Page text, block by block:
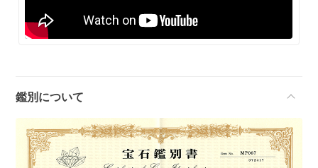
鑑別について